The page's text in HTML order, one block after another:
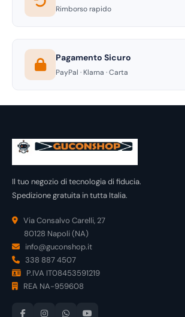
Rimborso rapido
Pagamento Sicuro
PayPal · Klarna · Carta
Il tuo negozio di tecnologia di fiducia.
Spedizione gratuita in tutta Italia.
Via Consalvo Carelli, 27
80128 Napoli (NA)
info@guconshop.it
338 887 4507
P.IVA IT08453591219
REA NA-959608